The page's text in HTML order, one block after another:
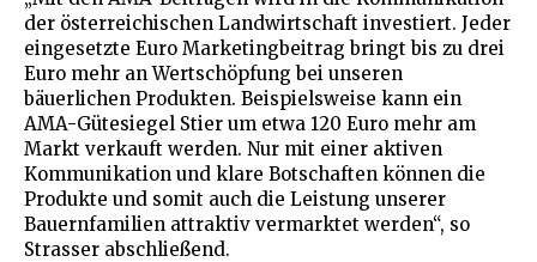
der österreichischen Landwirtschaft investiert. Jeder
eingesetzte Euro Marketingbeitrag bringt bis zu drei
Euro mehr an Wertschöpfung bei unseren
bäuerlichen Produkten. Beispielsweise kann ein
AMA-Gütesiegel Stier um etwa 120 Euro mehr am
Markt verkauft werden. Nur mit einer aktiven
Kommunikation und klare Botschaften können die
Produkte und somit auch die Leistung unserer
Bauernfamilien attraktiv vermarktet werden“, so
Strasser abschließend.